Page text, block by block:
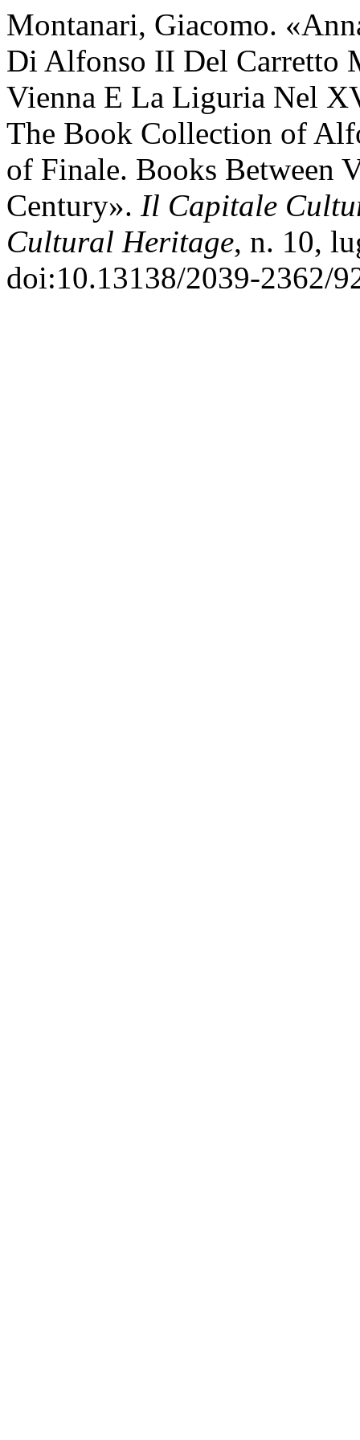
Montanari, Giacomo.
Di Alfonso II Del Carretto
Vienna E La Liguria Nel
The Book Collection of
of Finale. Books Between
Century». Il Capitale
Cultural Heritage, n. 10,
doi:10.13138/2039-2362/